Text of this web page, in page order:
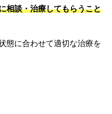
相談・治療してもらうこと
態に合わせて適切な治療を